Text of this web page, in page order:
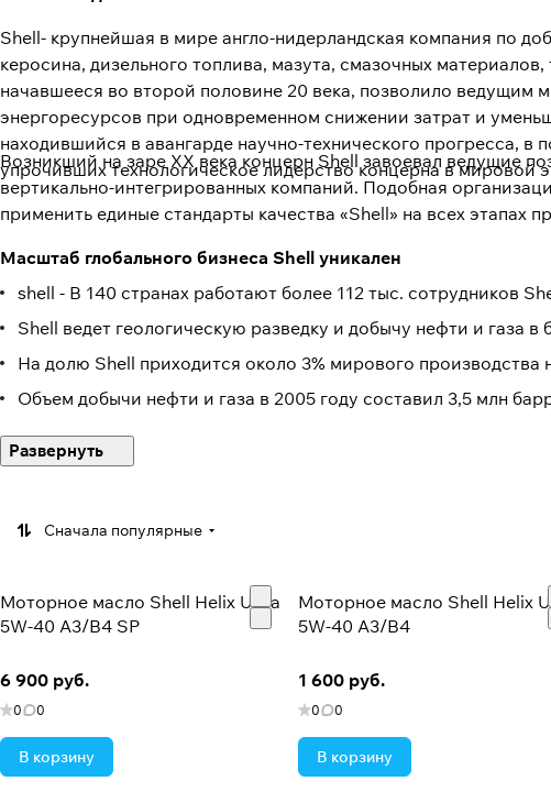
Shell- крупнейшая в мире англо-нидерландская компания по
керосина, дизельного топлива, мазута, смазочных
начавшееся во второй половине 20 века, позволило ведущим
энергоресурсов при одновременном снижении затрат и
находившийся в авангарде научно-технического прогресса,
упрочивших технологическое лидерство концерна в мировой
Возникший на заре XX века концерн Shell завоевал ведущие
вертикально-интегрированных компаний. Подобная
применить единые стандарты качества «Shell» на всех этапах
Масштаб глобального бизнеса Shell уникален
shell - В 140 странах работают более 112 тыс. сотрудников
Shell ведет геологическую разведку и добычу нефти и газа в
На долю Shell приходится около 3% мирового производства
Объем добычи нефти и газа в 2005 году составил 3,5 млн
20% солнечных панелей в мире произведено Shell
Shell принадлежит крупнейшая в мире сеть АЗС,
обслуживаются 1200 автомобилей
Бренд Shell уже седьмой год подряд занимает первое место
В 2005 году чистая прибыль Shell составила 23 млрд
Сначала популярные
Моторное масло Shell Helix Ultra
5W-40 A3/B4 SP
6 900 руб.
0 0
В корзину
Моторное масло Shell Helix
5W-40 A3/B4
1 600 руб.
0 0
В корзину